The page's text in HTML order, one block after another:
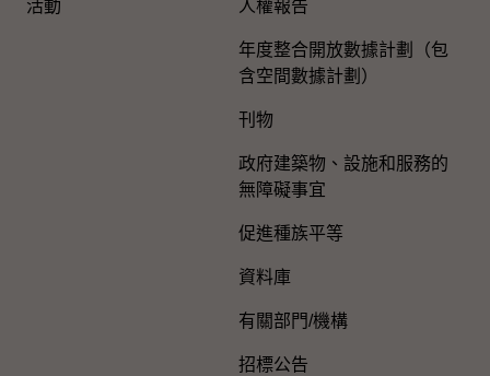
活動 人權報告
年度整合開放數據計劃（包
含空間數據計劃）
刊物
政府建築物、設施和服務的
無障礙事宜
促進種族平等
資料庫
有關部門/機構
招標公告